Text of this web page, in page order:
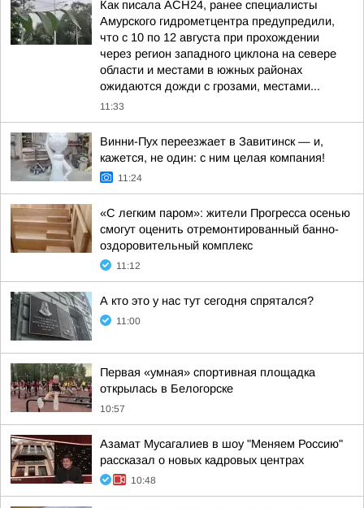
Как писала АСН24, ранее специалисты
Амурского гидрометцентра предупредили,
что с 10 по 12 августа при прохождении
через регион западного циклона на севере
области и местами в южных районах
ожидаются дожди с грозами, местами...
11:33
Винни-Пух переезжает в Завитинск — и,
кажется, не один: с ним целая компания!
11:24
«С легким паром»: жители Прогресса осенью
смогут оценить отремонтированный банно-
оздоровительный комплекс
11:12
А кто это у нас тут сегодня спрятался?
11:00
Первая «умная» спортивная площадка
открылась в Белогорске
10:57
Азамат Мусагалиев в шоу "Меняем Россию"
рассказал о новых кадровых центрах
10:48